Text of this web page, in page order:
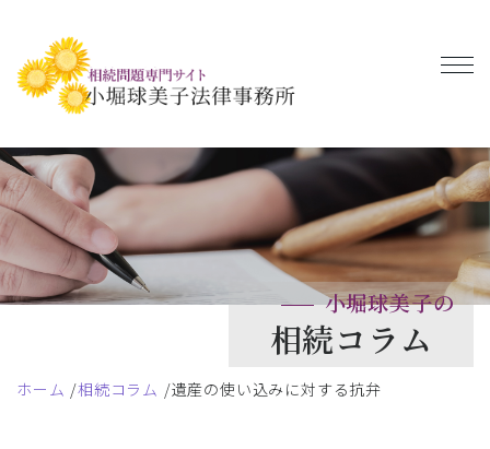
小堀球美子の
相続コラム
ホーム 相続コラム 遺産の使い込みに対する抗弁